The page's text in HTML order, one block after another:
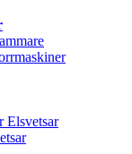
Elsvetsar